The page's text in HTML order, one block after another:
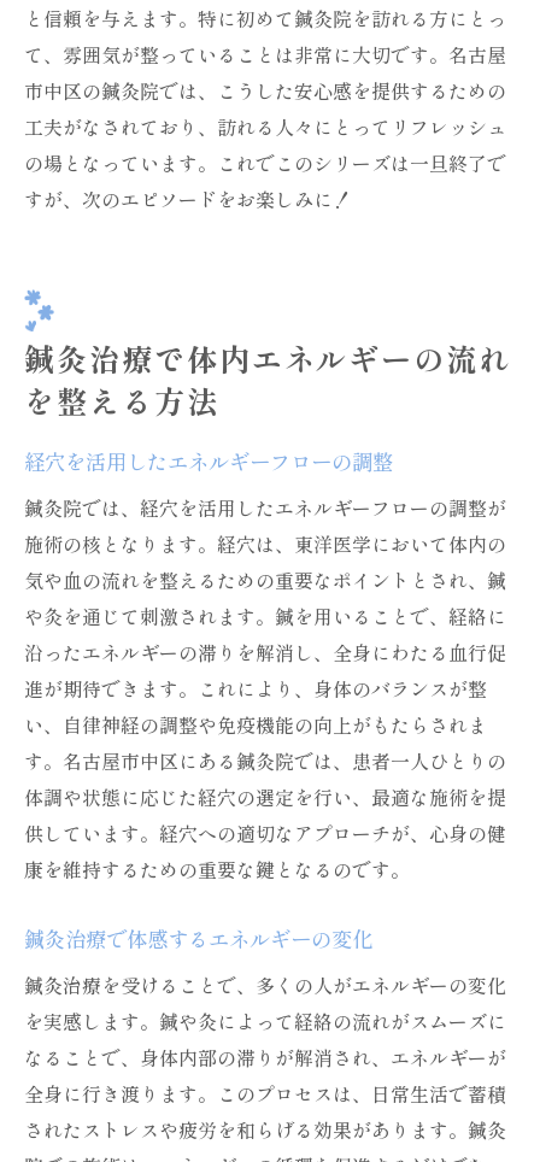
と信頼を与えます。特に初めて鍼灸院を訪れる方にとっ
て、雰囲気が整っていることは非常に大切です。名古屋
市中区の鍼灸院では、こうした安心感を提供するための
工夫がなされており、訪れる人々にとってリフレッシュ
の場となっています。これでこのシリーズは一旦終了で
すが、次のエピソードをお楽しみに！
鍼灸治療で体内エネルギーの流れ
を整える方法
経穴を活用したエネルギーフローの調整
鍼灸院では、経穴を活用したエネルギーフローの調整が
施術の核となります。経穴は、東洋医学において体内の
気や血の流れを整えるための重要なポイントとされ、鍼
や灸を通じて刺激されます。鍼を用いることで、経絡に
沿ったエネルギーの滞りを解消し、全身にわたる血行促
進が期待できます。これにより、身体のバランスが整
い、自律神経の調整や免疫機能の向上がもたらされま
す。名古屋市中区にある鍼灸院では、患者一人ひとりの
体調や状態に応じた経穴の選定を行い、最適な施術を提
供しています。経穴への適切なアプローチが、心身の健
康を維持するための重要な鍵となるのです。
鍼灸治療で体感するエネルギーの変化
鍼灸治療を受けることで、多くの人がエネルギーの変化
を実感します。鍼や灸によって経絡の流れがスムーズに
なることで、身体内部の滞りが解消され、エネルギーが
全身に行き渡ります。このプロセスは、日常生活で蓄積
されたストレスや疲労を和らげる効果があります。鍼灸